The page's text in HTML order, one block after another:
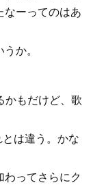
なーってのはあ
か。
かもだけど、歌
は違う。かな
ってさらにク